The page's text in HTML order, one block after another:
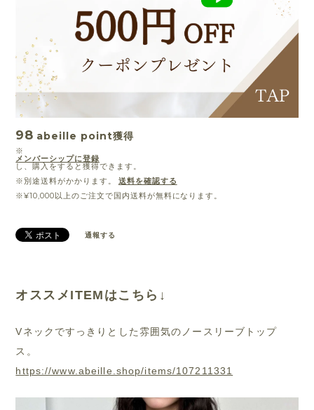
98 abeille point獲得
※
メンバーシップに登録
し、購入をすると獲得できます。
※別途送料がかかります。
送料を確認する
※¥10,000以上のご注文で国内送料が無料になります。
通報する
オススメITEMはこちら↓
Vネックですっきりとした雰囲気のノースリーブトップ
ス。
https://www.abeille.shop/items/107211331